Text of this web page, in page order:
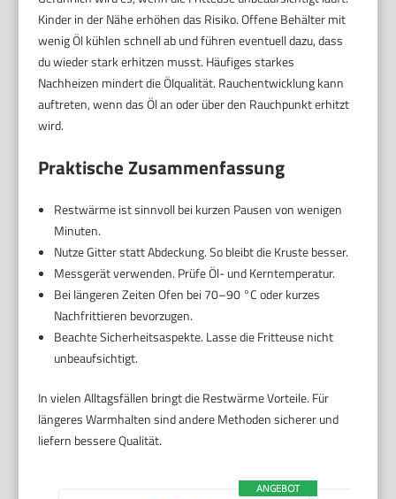
Kinder in der Nähe erhöhen das Risiko. Offene Behälter mit
wenig Öl kühlen schnell ab und führen eventuell dazu, dass
du wieder stark erhitzen musst. Häufiges starkes
Nachheizen mindert die Ölqualität. Rauchentwicklung kann
auftreten, wenn das Öl an oder über den Rauchpunkt erhitzt
wird.
Praktische Zusammenfassung
Restwärme ist sinnvoll bei kurzen Pausen von wenigen
Minuten.
Nutze Gitter statt Abdeckung. So bleibt die Kruste besser.
Messgerät verwenden. Prüfe Öl- und Kerntemperatur.
Bei längeren Zeiten Ofen bei 70–90 °C oder kurzes
Nachfrittieren bevorzugen.
Beachte Sicherheitsaspekte. Lasse die Fritteuse nicht
unbeaufsichtigt.
In vielen Alltagsfällen bringt die Restwärme Vorteile. Für
längeres Warmhalten sind andere Methoden sicherer und
liefern bessere Qualität.
ANGEBOT